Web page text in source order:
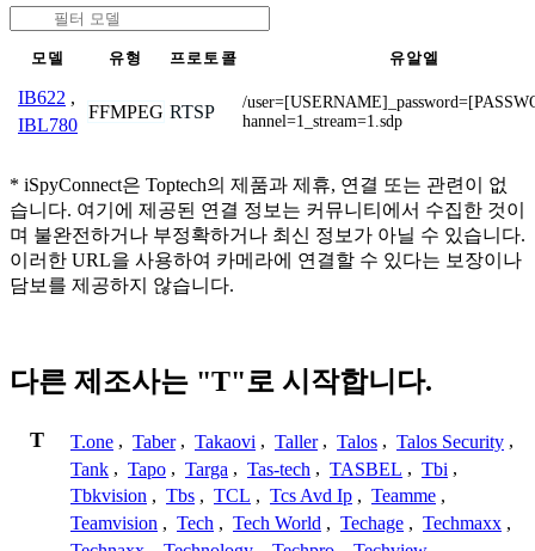
모델 유형 프로토콜 유알엘
IB622 ,
IBL780
FFMPEG RTSP
/
hannel=1_stream=1.sdp
* iSpyConnect은 Toptech의 제품과 제휴, 연결 또는 관련이 없
습니다. 여기에 제공된 연결 정보는 커뮤니티에서 수집한 것이
며 불완전하거나 부정확하거나 최신 정보가 아닐 수 있습니다.
이러한 URL을 사용하여 카메라에 연결할 수 있다는 보장이나
담보를 제공하지 않습니다.
다른 제조사는 "T"로 시작합니다.
T T.one , Taber , Takaovi , Taller , Talos , Talos Security ,
Tank , Tapo , Targa , Tas-tech , TASBEL , Tbi ,
Tbkvision , Tbs , TCL , Tcs Avd Ip , Teamme ,
Teamvision , Tech , Tech World , Techage , Techmaxx ,